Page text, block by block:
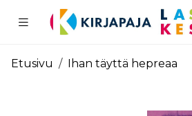
Etusivu Ihan täyttä hepreaa